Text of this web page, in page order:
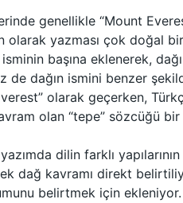
genellikle “Mount
yazması çok doğal
başına eklenerek,
de dağın ismini benzer
olarak geçerken,
olan “tepe” sözcüğü bir
dilin farklı
dağ kavramı direkt
belirtmek için